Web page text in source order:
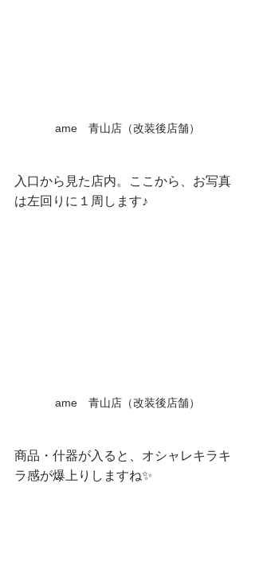
ame　青山店（改装後店舗）
入口から見た店内。ここから、お写真
は左回りに１周します♪
ame　青山店（改装後店舗）
商品・什器が入ると、オシャレキラキ
ラ感が爆上りしますね✨